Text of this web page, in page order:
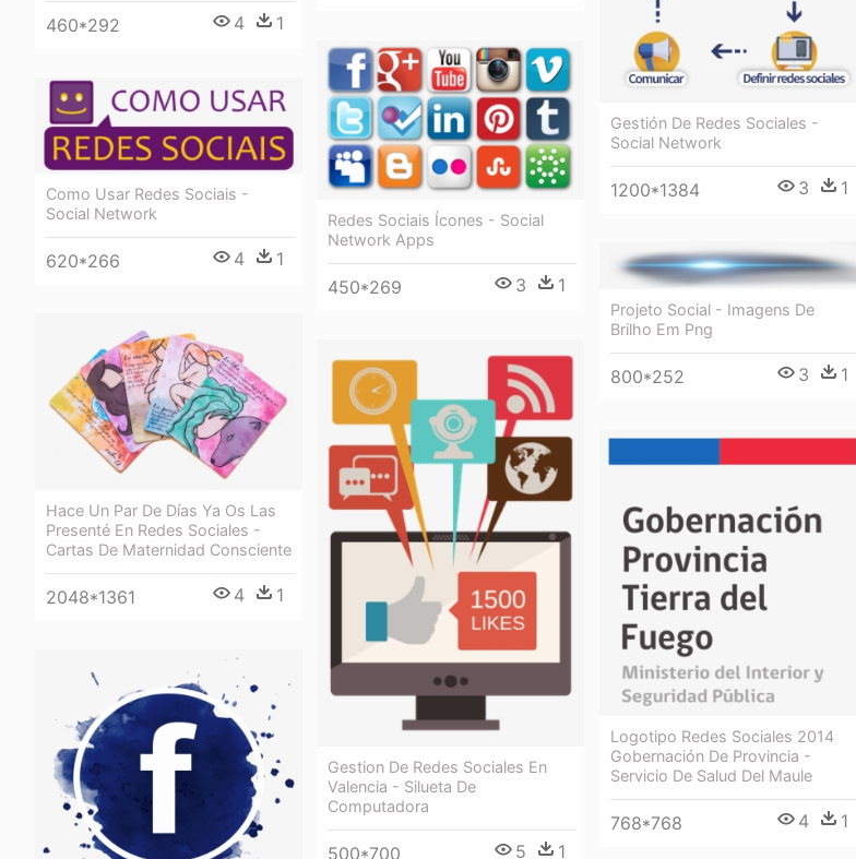
460*292 4 1
Gestión De Redes Sociales -
Social Network
1200*1384 3 1
Redes Sociais Ícones - Social
Network Apps
450*269 3 1
Como Usar Redes Sociais -
Social Network
620*266 4 1
Projeto Social - Imagens De
Brilho Em Png
800*252 3 1
Hace Un Par De Días Ya Os Las
Presenté En Redes Sociales -
Cartas De Maternidad Consciente
2048*1361 4 1
Gestion De Redes Sociales En
Valencia - Silueta De
Computadora
500*700 5 1
Logotipo Redes Sociales 2014
Gobernación De Provincia -
Servicio De Salud Del Maule
768*768 4 1